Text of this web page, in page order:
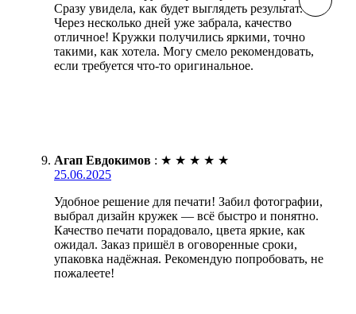
Сразу увидела, как будет выглядеть результат.
Через несколько дней уже забрала, качество
отличное! Кружки получились яркими, точно
такими, как хотела. Могу смело рекомендовать,
если требуется что-то оригинальное.
Агап Евдокимов : ★ ★ ★ ★ ★
25.06.2025
Удобное решение для печати! Забил фотографии,
выбрал дизайн кружек — всё быстро и понятно.
Качество печати порадовало, цвета яркие, как
ожидал. Заказ пришёл в оговоренные сроки,
упаковка надёжная. Рекомендую попробовать, не
пожалеете!